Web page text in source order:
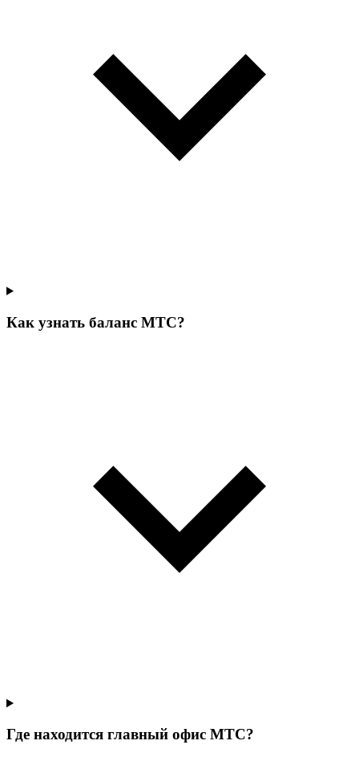
Как узнать баланс МТС?
Где находится главный офис МТС?